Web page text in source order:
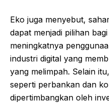
Eko juga menyebut,
dapat menjadi pilihan
meningkatnya
industri digital yang
yang melimpah. Selain
seperti perbankan dan
dipertimbangkan oleh